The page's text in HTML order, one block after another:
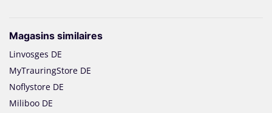
Magasins similaires
Linvosges DE
MyTrauringStore DE
Noflystore DE
Miliboo DE